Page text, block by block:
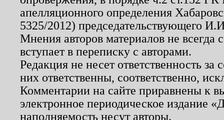
апелляционного определения
5325/2012) председательствующего
Мнения авторов материалов не
вступает в переписку с авторами.
Редакция не несет ответственность
них ответственны, соответственно,
Комментарии на сайте приравнены к
электронное периодическое издание
наполняемость несут авторы.